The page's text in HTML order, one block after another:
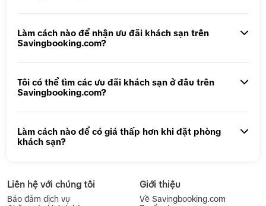
Tour 1 Ngày Động Phong Nha
Làm cách nào để nhận ưu đãi khách sạn trên
Savingbooking.com?
Tôi có thể tìm các ưu đãi khách sạn ở đâu trên
Savingbooking.com?
Làm cách nào để có giá thấp hơn khi đặt phòng
khách sạn?
Liên hệ với chúng tôi
Bảo đảm dịch vụ
Giới thiệu
Về Savingbooking.com